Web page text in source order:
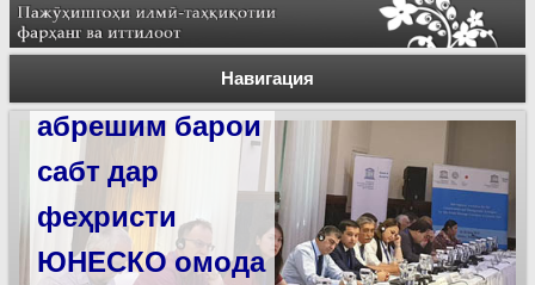
Навигация
Силсилаи
ёдгориҳои роҳи
абрешим барои
сабт дар
феҳристи
ЮНЕСКО омода